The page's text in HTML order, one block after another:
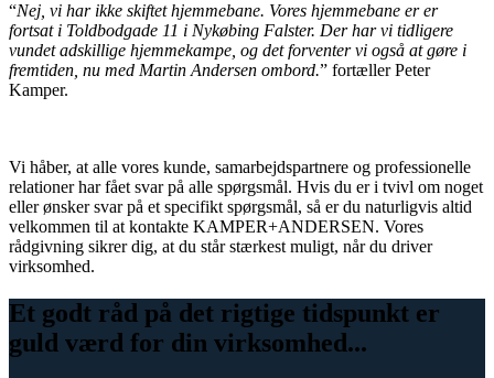
“Nej, vi har ikke skiftet hjemmebane. Vores hjemmebane er er
fortsat i Toldbodgade 11 i Nykøbing Falster. Der har vi tidligere
vundet adskillige hjemmekampe, og det forventer vi også at gøre i
fremtiden, nu med Martin Andersen ombord.” fortæller Peter
Kamper.
Vi håber, at alle vores kunde, samarbejdspartnere og professionelle
relationer har fået svar på alle spørgsmål. Hvis du er i tvivl om noget
eller ønsker svar på et specifikt spørgsmål, så er du naturligvis altid
velkommen til at kontakte KAMPER+ANDERSEN. Vores
rådgivning sikrer dig, at du står stærkest muligt, når du driver
virksomhed.
Et godt råd på det rigtige tidspunkt er
guld værd for din virksomhed...